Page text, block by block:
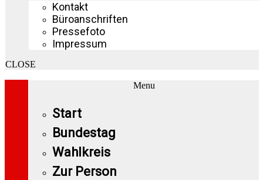
Kontakt
Büroanschriften
Pressefoto
Impressum
CLOSE
Menu
Start
Bundestag
Wahlkreis
Zur Person